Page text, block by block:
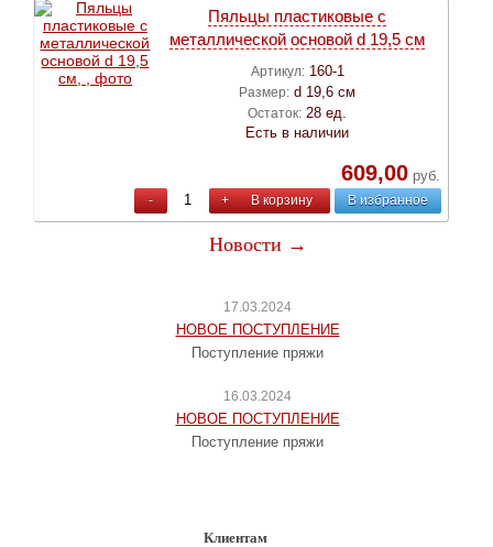
Пяльцы пластиковые с
металлической основой d 19,5 см
Артикул: 160-1
Размер: d 19,6 см
Остаток: 28 ед.
Есть в наличии
609,00руб.
- + В корзину В избранное
Новости →
17.03.2024
НОВОЕ ПОСТУПЛЕНИЕ
Поступление пряжи
16.03.2024
НОВОЕ ПОСТУПЛЕНИЕ
Поступление пряжи
Клиентам